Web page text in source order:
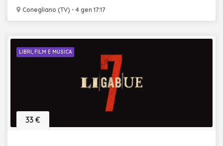
Conegliano (TV) - 4 gen 17:17
LIBRI, FILM E MUSICA
33 €